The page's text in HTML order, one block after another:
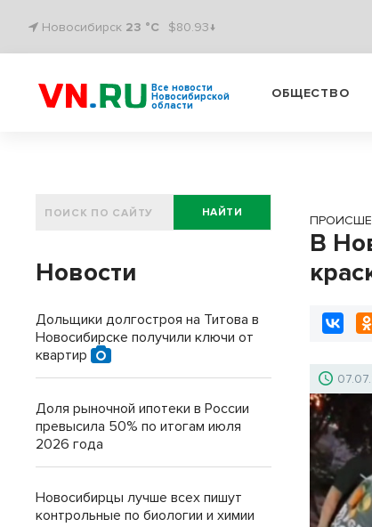
Новосибирск 23 °C $80.93↓
Все новости
Новосибирской
области
ОБЩЕСТВО
В
НАЙТИ
Новости
Дольщики долгостроя на Титова в
Новосибирске получили ключи от
квартир
Доля рыночной ипотеки в России
превысила 50% по итогам июля
2026 года
Новосибирцы лучше всех пишут
контрольные по биологии и химии